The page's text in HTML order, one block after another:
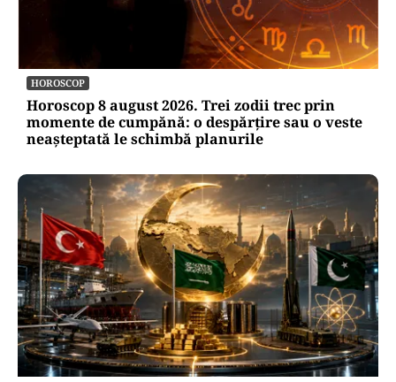
HOROSCOP
Horoscop 8 august 2026. Trei zodii trec prin
momente de cumpănă: o despărțire sau o veste
neașteptată le schimbă planurile